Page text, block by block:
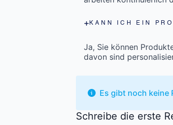
KANN ICH EIN
Ja, Sie können
davon sind
Es gibt noch keine
Schreibe die erste